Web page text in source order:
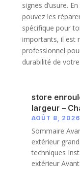
signes d’usure.
pouvez les
spécifique pour
importants, il est
professionnel
durabilité de
store
largeur –
AOÛT 8, 2026
Sommaire
extérieur
techniques
extérieur